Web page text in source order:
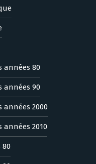
années 80
années 90
années 2000
années 2010
80